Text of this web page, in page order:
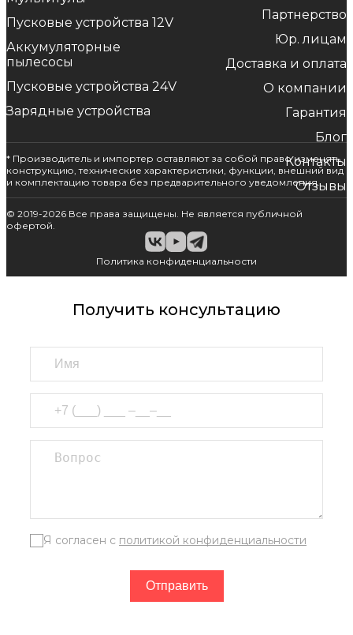
Пусковые устройства 12V
Аккумуляторные
пылесосы
Пусковые устройства 24V
Зарядные устройства
Партнерство
Юр. лицам
Доставка и оплата
О компании
Гарантия
Блог
Контакты
Отзывы
* Производитель и импортер оставляют за собой право изменять
конструкцию, технические характеристики, функции, внешний вид
и комплектацию товара без предварительного уведомления.
© 2019-2026 Все права защищены. Не является публичной
офертой.
Политика конфиденциальности
Получить консультацию
Я согласен с политикой конфиденциальности